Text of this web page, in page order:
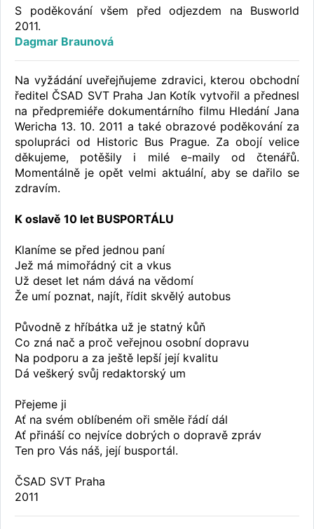
S poděkování všem před odjezdem na Busworld
2011.
Dagmar Braunová
Na vyžádání uveřejňujeme zdravici, kterou obchodní
ředitel ČSAD SVT Praha Jan Kotík vytvořil a přednesl
na předpremiéře dokumentárního filmu Hledání Jana
Wericha 13. 10. 2011 a také obrazové poděkování za
spolupráci od Historic Bus Prague. Za obojí velice
děkujeme, potěšily i milé e-maily od čtenářů.
Momentálně je opět velmi aktuální, aby se dařilo se
zdravím.
K oslavě 10 let BUSPORTÁLU
Klaníme se před jednou paní
Jež má mimořádný cit a vkus
Už deset let nám dává na vědomí
Že umí poznat, najít, řídit skvělý autobus
Původně z hříbátka už je statný kůň
Co zná nač a proč veřejnou osobní dopravu
Na podporu a za ještě lepší její kvalitu
Dá veškerý svůj redaktorský um
Přejeme ji
Ať na svém oblíbeném oři směle řádí dál
Ať přináší co nejvíce dobrých o dopravě zpráv
Ten pro Vás náš, její busportál.
ČSAD SVT Praha
2011